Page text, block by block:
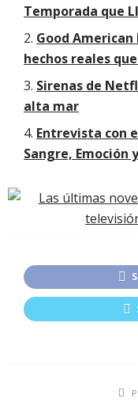
Temporada que
Good American
hechos reales
Sirenas de
alta mar
Entrevista con
Sangre, Emoción